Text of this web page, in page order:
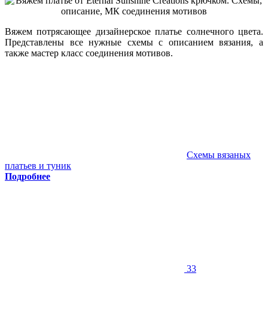
Вяжем потрясающее дизайнерское платье солнечного цвета.
Представлены все нужные схемы с описанием вязания, а
также мастер класс соединения мотивов.
Схемы вязаных
платьев и туник
Подробнее
33